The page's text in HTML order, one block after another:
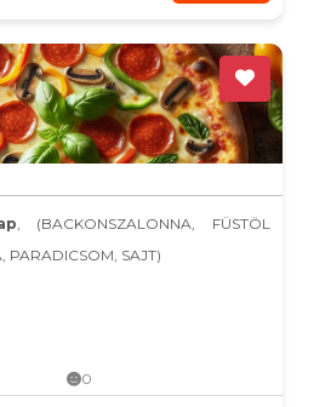
, (BACKONSZALONNA, FÜSTÖL
PARADICSOM, SAJT)
0